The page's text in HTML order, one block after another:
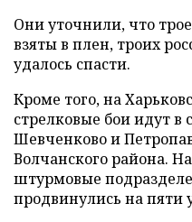
Они уточнили, что
взяты в плен, троих
удалось спасти.
Кроме того, на
стрелковые бои идут в
Шевченково и
Волчанского района.
штурмовые
продвинулись на пяти